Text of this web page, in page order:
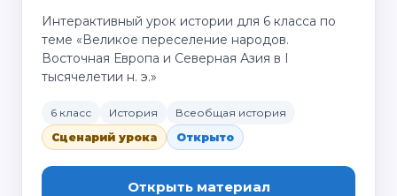
Интерактивный урок истории для 6 класса по
теме «Великое переселение народов.
Восточная Европа и Северная Азия в I
тысячелетии н. э.»
6 класс История
Всеобщая история
Сценарий урока
Открыто
Открыть материал